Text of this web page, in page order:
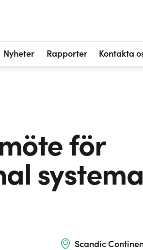
Nyheter Rapporter Kontakta
för
Scandic